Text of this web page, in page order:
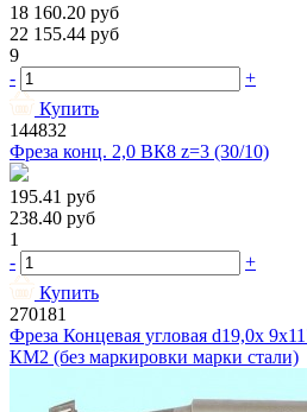
18 160.20 руб
22 155.44 руб
9
-
+
Купить
144832
Фреза конц. 2,0 ВК8 z=3 (30/10)
195.41 руб
238.40 руб
1
-
+
Купить
270181
Фреза Концевая угловая d19,0х
КМ2 (без маркировки марки стали)